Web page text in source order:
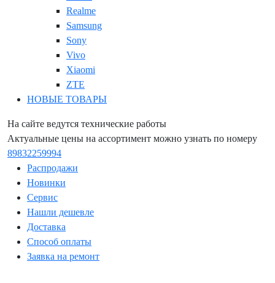
Realme
Samsung
Sony
Vivo
Xiaomi
ZTE
НОВЫЕ ТОВАРЫ
На сайте ведутся технические работы
Актуальные цены на ассортимент можно узнать по номеру
89832259994
Распродажи
Новинки
Сервис
Нашли дешевле
Доставка
Способ оплаты
Заявка на ремонт